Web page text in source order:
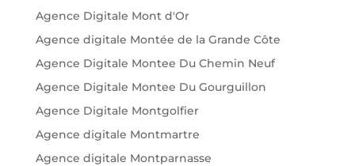
Agence Digitale Mont d'Or
Agence digitale Montée de la Grande Côte
Agence Digitale Montee Du Chemin Neuf
Agence Digitale Montee Du Gourguillon
Agence Digitale Montgolfier
Agence digitale Montmartre
Agence digitale Montparnasse